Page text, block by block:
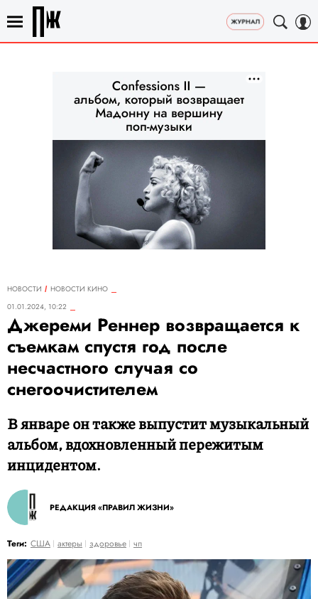
НОВОСТИ
НОВОСТИ КИНО
01.01.2024, 10:22
Джереми Реннер возвращается к
съемкам спустя год после
несчастного случая со
снегоочистителем
В январе он также выпустит музыкальный
альбом, вдохновленный пережитым
инцидентом.
РЕДАКЦИЯ «ПРАВИЛ ЖИЗНИ»
Теги: США актеры здоровье чп